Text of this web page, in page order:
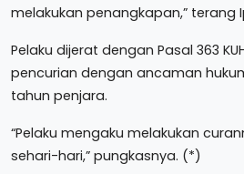
melakukan penangkapan,” terang
Pelaku dijerat dengan Pasal 363
pencurian dengan ancaman
tahun penjara.
“Pelaku mengaku melakukan
sehari-hari,” pungkasnya. (*)